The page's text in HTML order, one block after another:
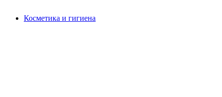
Косметика и гигиена